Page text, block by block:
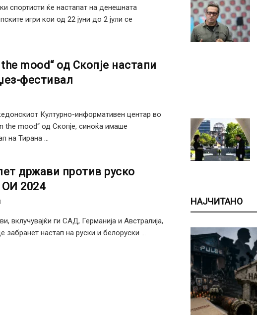
спортисти ќе настапат на денешната
игри кои од 22 јуни до 2 јули се
the mood“ од Скопје настапи
фестивал
Културно-информативен центар во
the mood“ од Скопје, синоќа имаше
на Тирана ...
држави против руско
ОИ 2024
вклучувајќи ги САД, Германија и Австралија,
забранет настап на руски и белоруски ...
НАЈЧИТАНО